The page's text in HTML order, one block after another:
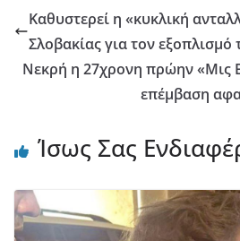
Καθυστερεί η «κυκλική
Σλοβακίας για τον εξοπλισμό
Νεκρή η 27χρονη πρώην «Μις
επέμβαση
Ίσως Σας